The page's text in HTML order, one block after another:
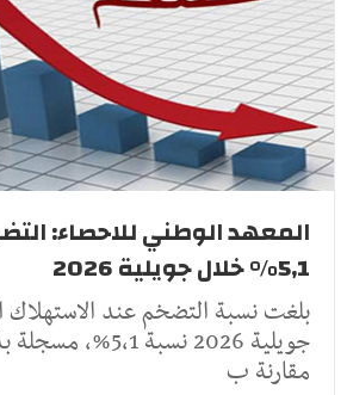
المعهد الوطني للاحصاء:
5,1% خلال جويلية 2026
بلغت نسبة التضخم عند الاستهلاك
جويلية 2026 نسبة
مقارنة ب